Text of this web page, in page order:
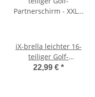
iX-brella leichter 16-
teiliger Golf-
Partnerschirm - XXL mit
22,99 € *